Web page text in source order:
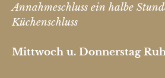
Annahmeschluss ein halbe
Küchenschluss
Mittwoch u. Donnerstag